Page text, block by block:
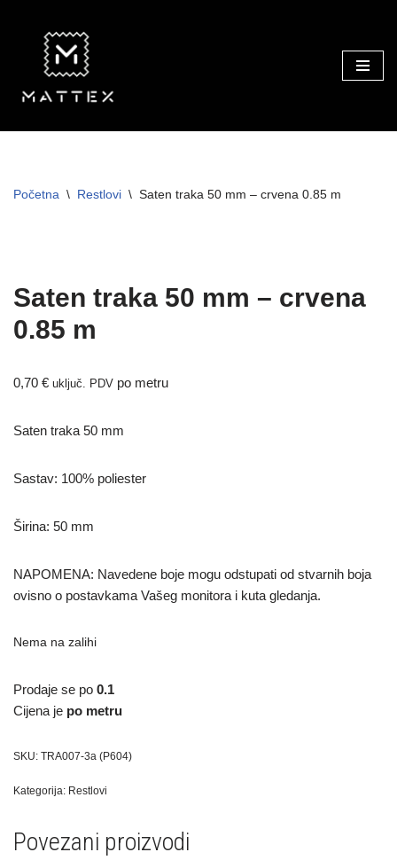
content
Početna \ Restlovi \ Saten traka 50 mm – crvena 0.85 m
Saten traka 50 mm – crvena
0.85 m
0,70 € uključ. PDV po metru
Saten traka 50 mm
Sastav: 100% poliester
Širina: 50 mm
NAPOMENA: Navedene boje mogu odstupati od stvarnih boja
ovisno o postavkama Vašeg monitora i kuta gledanja.
Nema na zalihi
Prodaje se po 0.1
Cijena je po metru
SKU: TRA007-3a (P604)
Kategorija: Restlovi
Povezani proizvodi